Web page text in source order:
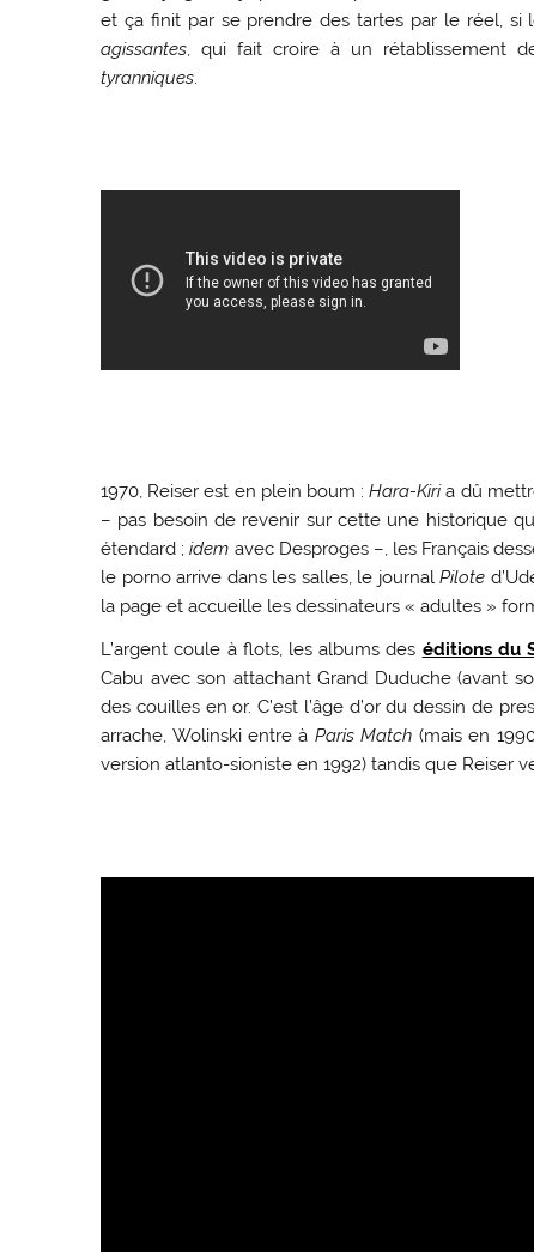
et ça finit par se prendre des tartes par le réel,
agissantes, qui fait croire à un rétablissement
tyranniques.
1970, Reiser est en plein boum :Hara-Kiria dû
– pas besoin de revenir sur cette une historique
étendard ;idem avec Desproges –, les Français
le porno arrive dans les salles, le journalPilote
la page et accueille les dessinateurs « adultes »
L’argent coule à flots, les albums des éditions du
Cabu avec son attachant Grand Duduche (avant
des couilles en or. C’est l’âge d’or du dessin de
arrache, Wolinski entre à Paris Match (mais en
version atlanto-sioniste en 1992) tandis que Reiser